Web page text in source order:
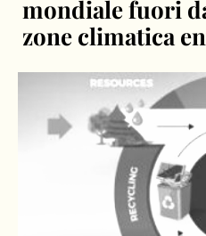
mondiale fuori
zone climatica